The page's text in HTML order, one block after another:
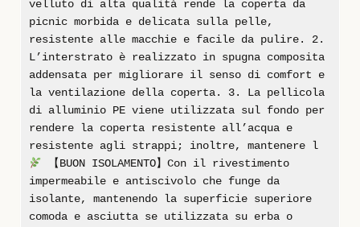
velluto di alta qualità rende la coperta da
picnic morbida e delicata sulla pelle,
resistente alle macchie e facile da pulire. 2.
L’interstrato è realizzato in spugna composita
addensata per migliorare il senso di comfort e
la ventilazione della coperta. 3. La pellicola
di alluminio PE viene utilizzata sul fondo per
rendere la coperta resistente all’acqua e
resistente agli strappi; inoltre, mantenere l
【BUON ISOLAMENTO】Con il rivestimento
impermeabile e antiscivolo che funge da
isolante, mantenendo la superficie superiore
comoda e asciutta se utilizzata su erba o